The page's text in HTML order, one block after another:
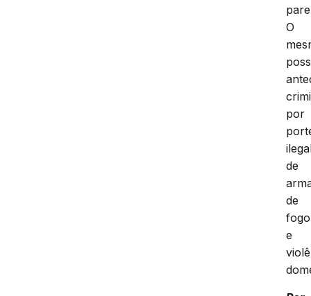
O
por
de
de
fogo